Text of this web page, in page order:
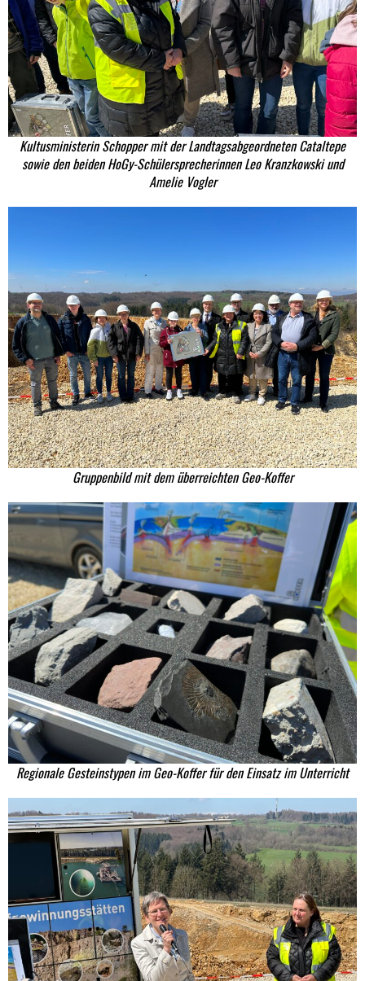
Kultusministerin Schopper mit der Landtagsabgeordneten Cataltepe
sowie den beiden HoGy-Schülersprecherinnen Leo Kranzkowski und
Amelie Vogler
Gruppenbild mit dem überreichten Geo-Koffer
Regionale Gesteinstypen im Geo-Koffer für den Einsatz im Unterricht